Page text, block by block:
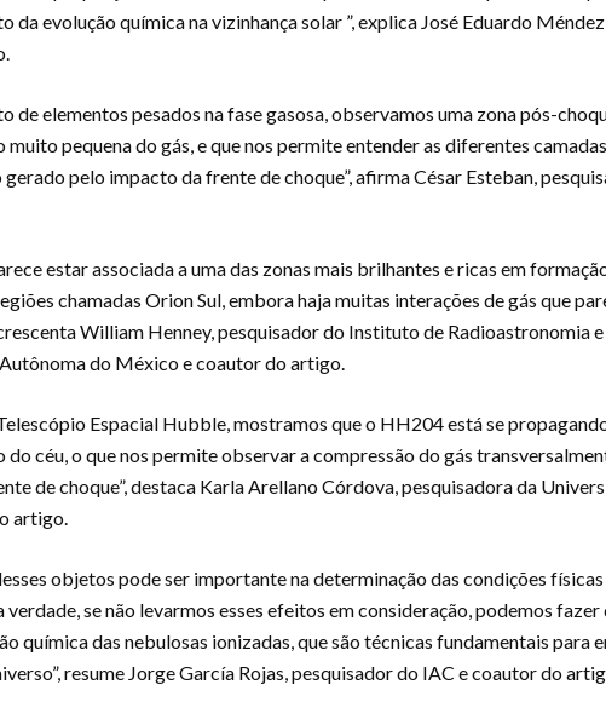
da evolução química na vizinhança solar ”, explica José Eduardo
de elementos pesados ​​na fase gasosa, observamos uma zona pós-
muito pequena do gás, e que nos permite entender as diferentes
pelo impacto da frente de choque”, afirma César Esteban,
estar associada a uma das zonas mais brilhantes e ricas em
chamadas Orion Sul, embora haja muitas interações de gás que
William Henney, pesquisador do Instituto de Radioastronomia
do México e coautor do artigo.
Espacial Hubble, mostramos que o HH204 está se
do céu, o que nos permite observar a compressão do gás
de choque”, destaca Karla Arellano Córdova, pesquisadora da
artigo.
objetos pode ser importante na determinação das condições físicas
verdade, se não levarmos esses efeitos em consideração, podemos
química das nebulosas ionizadas, que são técnicas fundamentais para
resume Jorge García Rojas, pesquisador do IAC e coautor do